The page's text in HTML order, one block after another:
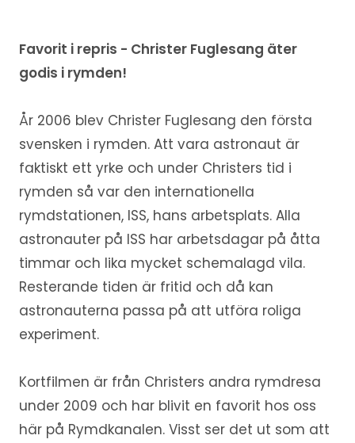
Favorit i repris - Christer Fuglesang äter
godis i rymden!
År 2006 blev Christer Fuglesang den första
svensken i rymden. Att vara astronaut är
faktiskt ett yrke och under Christers tid i
rymden så var den internationella
rymdstationen, ISS, hans arbetsplats. Alla
astronauter på ISS har arbetsdagar på åtta
timmar och lika mycket schemalagd vila.
Resterande tiden är fritid och då kan
astronauterna passa på att utföra roliga
experiment.
Kortfilmen är från Christers andra rymdresa
under 2009 och har blivit en favorit hos oss
här på Rymdkanalen. Visst ser det ut som att